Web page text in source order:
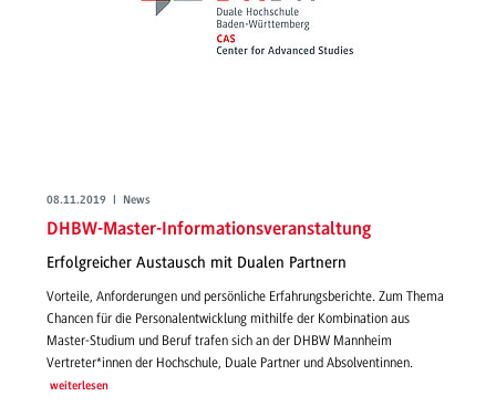
08.11.2019 | News
DHBW-Master-Informationsveranstaltung
Erfolgreicher Austausch mit Dualen Partnern
Vorteile, Anforderungen und persönliche Erfahrungsberichte. Zum Thema
Chancen für die Personalentwicklung mithilfe der Kombination aus
Master-Studium und Beruf trafen sich an der DHBW Mannheim
Vertreter*innen der Hochschule, Duale Partner und Absolventinnen.
weiterlesen